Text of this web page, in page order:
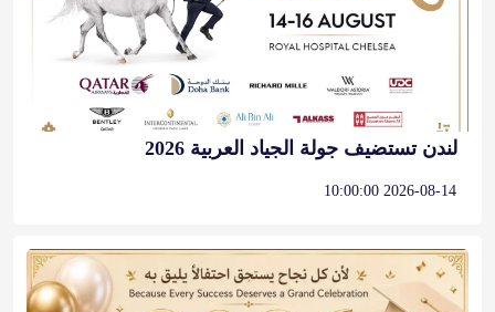
لندن تستضيف جولة الجياد العربية 2026
2026-08-14 10:00:00